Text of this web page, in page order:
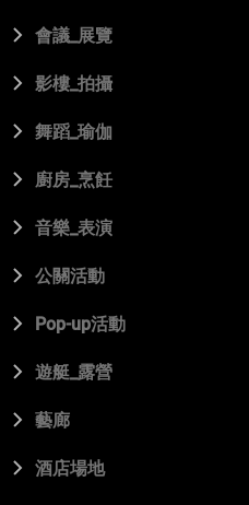
會議_展覽
影樓_拍攝
舞蹈_瑜伽
廚房_烹飪
音樂_表演
公關活動
Pop-up活動
遊艇_露營
藝廊
酒店場地